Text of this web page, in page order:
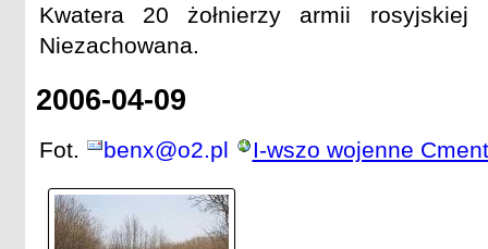
Kwatera 20 żołnierzy armii rosyjskiej
Niezachowana.
2006-04-09
Fot. benx@o2.pl I-wszo wojenne